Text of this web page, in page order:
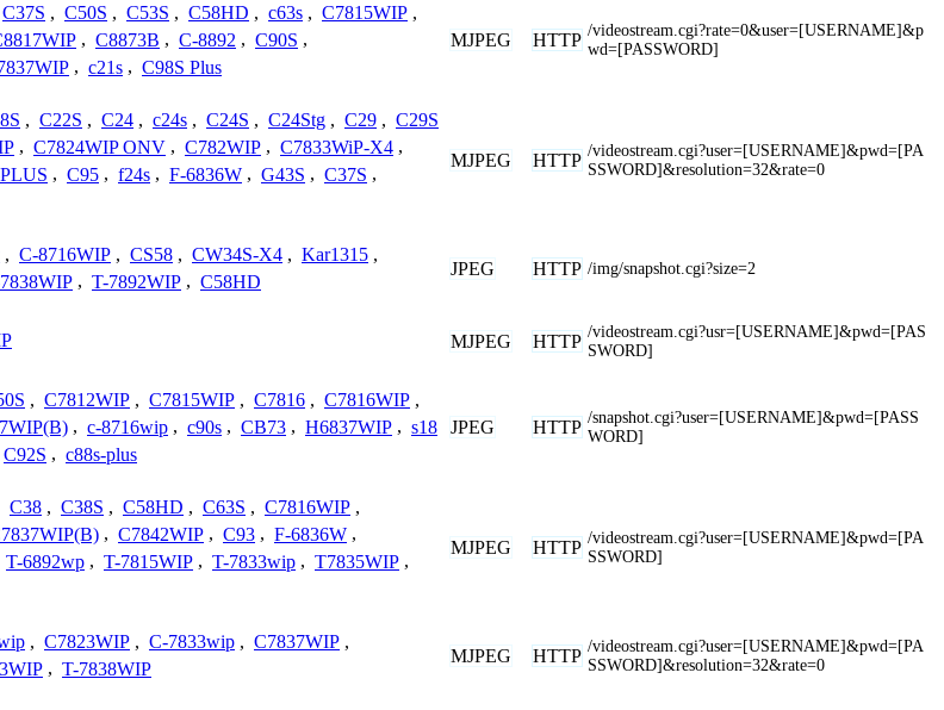
C37S , C50S , C53S , C58HD , c63s , C7815WIP ,
, C8873B , C-8892 , C90S ,
, c21s , C98S Plus
MJPEG HTTP /videostream.cgi?rate=0&user=[USERNAME]&p
wd=[PASSWORD]
, C22S , C24 , c24s , C24S , C24Stg , C29 , C29S
, C7824WIP ONV , C782WIP , C7833WiP-X4 ,
, C95 , f24s , F-6836W , G43S , C37S ,
MJPEG HTTP /videostream.cgi?user=[USERNAME]&pwd=[PA
SSWORD]&resolution=32&rate=0
, C-8716WIP , CS58 , CW34S-X4 , Kar1315 ,
, T-7892WIP , C58HD
JPEG HTTP /img/snapshot.cgi?size=2
MJPEG HTTP /videostream.cgi?usr=[USERNAME]&pwd=[PAS
SWORD]
, C7812WIP , C7815WIP , C7816 , C7816WIP ,
, c-8716wip , c90s , CB73 , H6837WIP , s18
C92S , c88s-plus
JPEG HTTP /snapshot.cgi?user=[USERNAME]&pwd=[PASS
WORD]
C38 , C38S , C58HD , C63S , C7816WIP ,
, C7842WIP , C93 , F-6836W ,
T-6892wp , T-7815WIP , T-7833wip , T7835WIP ,
MJPEG HTTP /videostream.cgi?user=[USERNAME]&pwd=[PA
SSWORD]
, C7823WIP , C-7833wip , C7837WIP ,
, T-7838WIP
MJPEG HTTP /videostream.cgi?user=[USERNAME]&pwd=[PA
SSWORD]&resolution=32&rate=0